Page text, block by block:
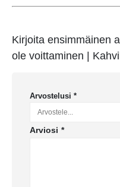
Kirjoita ensimmäinen
ole voittaminen |
Arvostelusi *
Arviosi *